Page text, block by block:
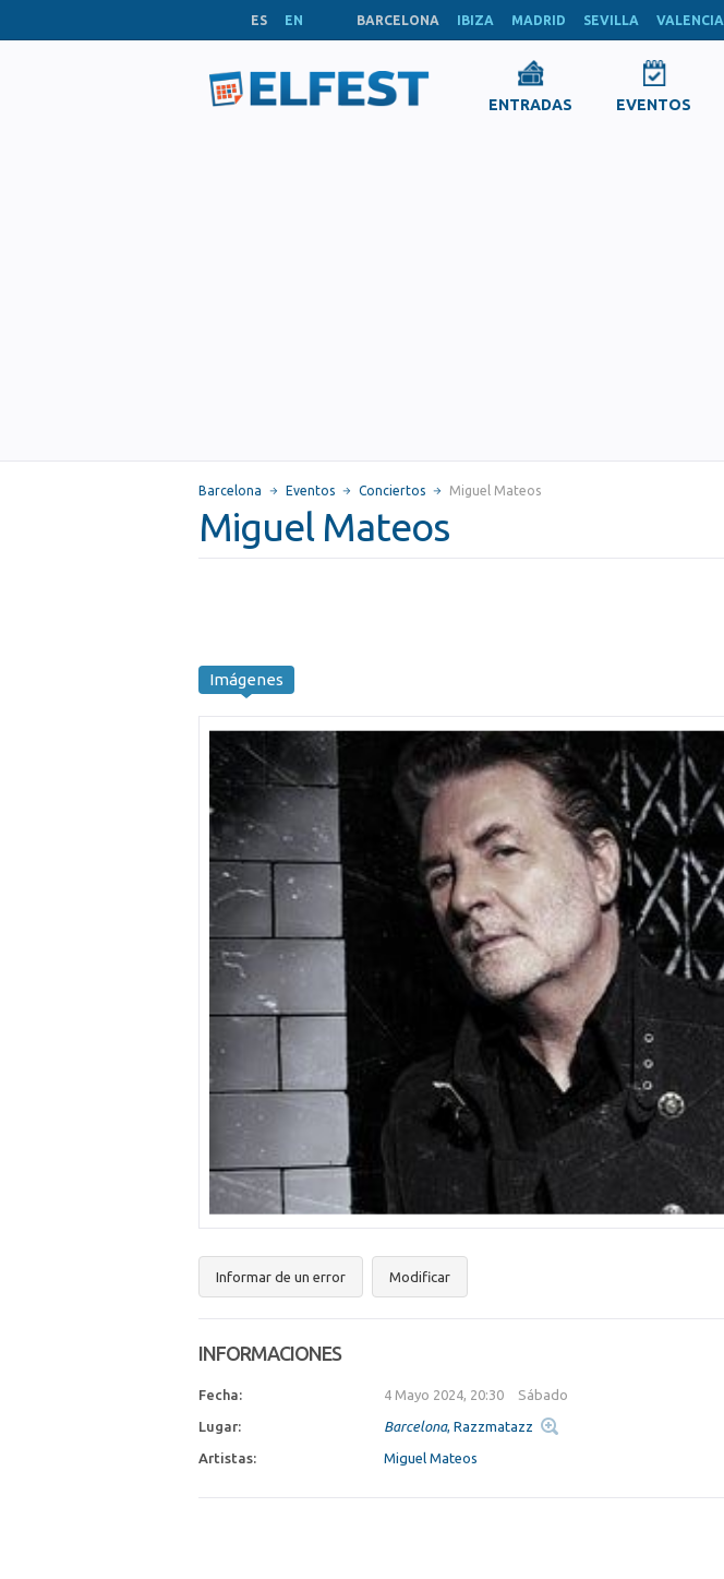
ES EN BARCELONA IBIZA MADRID SEVILLA VALENCIA
ENTRADAS EVENTOS
Barcelona Eventos Conciertos Miguel Mateos
Miguel Mateos
Imágenes
Informar de un error Modificar
INFORMACIONES
Fecha: 4 Mayo 2024, 20:30 Sábado
Lugar: Barcelona, Razzmatazz
Artistas: Miguel Mateos